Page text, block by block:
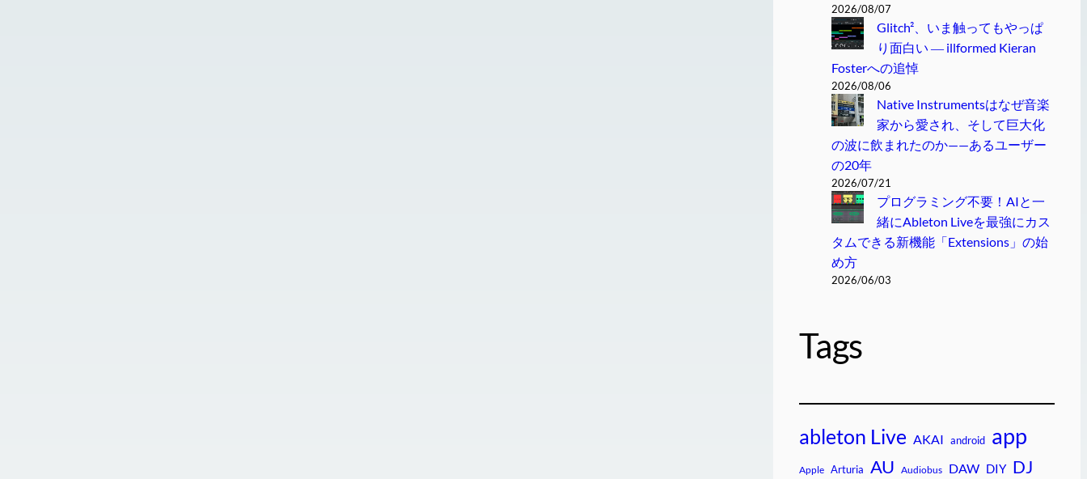
2026/08/07
Glitch²、いま触ってもやっぱ
り面白い ― illformed Kieran
Fosterへの追悼
2026/08/06
Native Instrumentsはなぜ音楽
家から愛され、そして巨大化
の波に飲まれたのか——あるユーザー
の20年
2026/07/21
プログラミング不要！AIと一
緒にAbleton Liveを最強にカス
タムできる新機能「Extensions」の始
め方
2026/06/03
Tags
ableton Live AKAI android app
Apple Arturia AU Audiobus DAW DIY DJ